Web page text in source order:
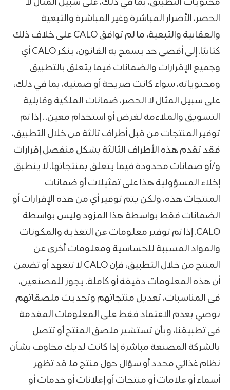
الحصر، الأضرار المباشرة وغير المباشرة والتبعية
والعقابية والتبعية، ما لم توافق CALO على خلاف ذلك
كتابيًا. إلى أقصى حد يسمح به القانون، ينكر CALO أي
وجميع الإقرارات والضمانات فيما يتعلق بالتطبيق
ومحتوياته، سواء كانت صريحة أو ضمنية، بما في ذلك،
على سبيل المثال لا الحصر، ضمانات الملكية وقابلية
التسويق والملاءمة لغرض أو استخدام معين. . إذا تم
توفير المنتجات من قبل أطراف ثالثة من خلال التطبيق،
فقد تقدم هذه الأطراف الثالثة بشكل منفصل إقرارات
و/أو ضمانات محدودة فيما يتعلق بمنتجاتها. لا ينطبق
إخلاء المسؤولية هذا على تمثيلات أو ضمانات
المنتجات هذه، ولكن يتم توفير أي من هذه الإقرارات أو
الضمانات فقط بواسطة هذا المزود وليس بواسطة
CALO. إذا تم توفير معلومات عن التغذية والمكونات
والمواد المسببة للحساسية ومعلومات أخرى عن
المنتج من خلال التطبيق، فإن CALO لا تتعهد أو تضمن
أن هذه المعلومات دقيقة أو كاملة. يجوز للمصنعين،
في المناسبات، تعديل منتجاتهم وتحديث ملصقاتهم.
نوصي بعدم الاعتماد فقط على المعلومات المقدمة
في تطبيقنا، وبأن تستشير ملصق المنتج أو تتصل
بالشركة المصنعة مباشرة إذا كانت لديك مخاوف بشأن
نظام غذائي محدد أو سؤال حول منتج ما. قد تظهر
أسماء أو علامات أو منتجات أو إعلانات أو خدمات أو